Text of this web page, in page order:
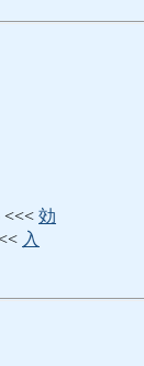
<<< 効
入